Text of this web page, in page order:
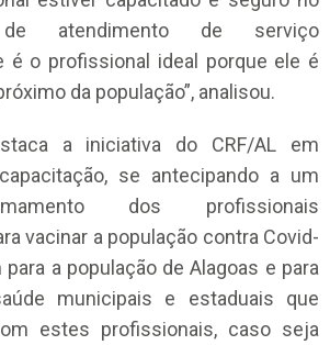
de atendimento de serviço
é o profissional ideal porque ele é
da população”, analisou.
a iniciativa do CRF/AL em
se antecipando a um
dos profissionais
vacinar a população contra Covid-
a população de Alagoas e para
municipais e estaduais que
estes profissionais, caso seja